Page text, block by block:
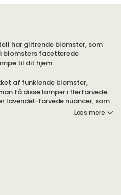
har glitrende blomster, som
blomsters facetterede
til dit hjem.
af funklende blomster,
få disse lamper i flerfarvede
lavendel-farvede nuancer, som
Læs mere